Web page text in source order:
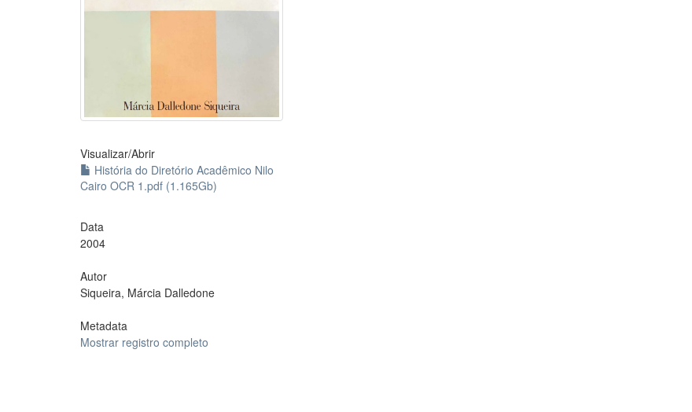
Visualizar/Abrir
História do Diretório Acadêmico Nilo
Cairo OCR 1.pdf (1.165Gb)
Data
2004
Autor
Siqueira, Márcia Dalledone
Metadata
Mostrar registro completo